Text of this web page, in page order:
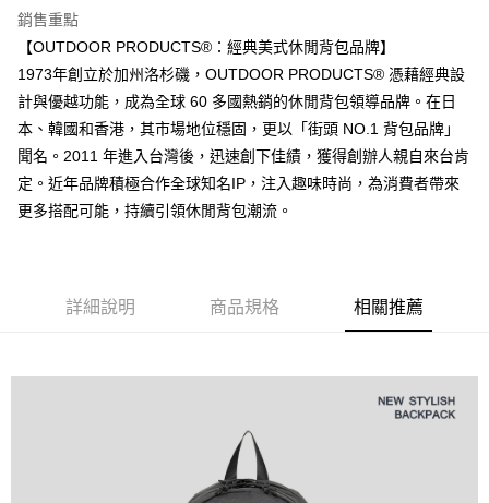
易，需依本服務之必要範圍內提供個人資料，並將交易相關給付款項請求債
權轉讓予恩沛科技股份有限公司。
２．關於個人資料處理事宜，請瀏覽以下網址：
https://aftee.tw/terms/#terms3
３．未成年的使用者請事先徵得法定代理人或監護人之同意方可使用
「AFTEE先享後付」，若未經同意申辦者引起之損失，本公司不負相關責
任。
４．使用「AFTEE先享後付」時，將依據個別帳號之用戶狀況，依本公司即
時審查核予不同之上限額度；若仍有額度不足之情形，本公司將視審查結果
請求用戶進行身份認證。
每筆NT$80，滿NT$1,000(含以上)免運費
付款後7-11取貨
每筆NT$80，滿NT$1,000(含以上)免運費
宅配
每筆NT$80，滿NT$1,000(含以上)免運費
外島宅配
每筆NT$200
銷售重點
【OUTDOOR PRODUCTS®：經典美式休閒背包品牌】
1973年創立於加州洛杉磯，OUTDOOR PRODUCTS® 憑藉經典設
計與優越功能，成為全球 60 多國熱銷的休閒背包領導品牌。在日
本、韓國和香港，其市場地位穩固，更以「街頭 NO.1 背包品牌」
聞名。2011 年進入台灣後，迅速創下佳績，獲得創辦人親自來台肯
定。近年品牌積極合作全球知名IP，注入趣味時尚，為消費者帶來
更多搭配可能，持續引領休閒背包潮流。
詳細說明 商品規格 相關推薦